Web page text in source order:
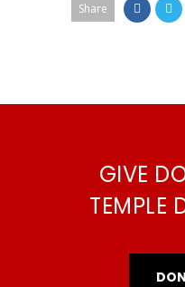
Share
GIVE
TEMPLE